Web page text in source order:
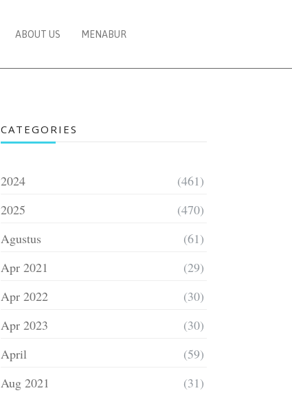
ABOUT US MENABUR
CATEGORIES
2024
(461)
2025
(470)
Agustus
(61)
Apr 2021
(29)
Apr 2022
(30)
Apr 2023
(30)
April
(59)
Aug 2021
(31)